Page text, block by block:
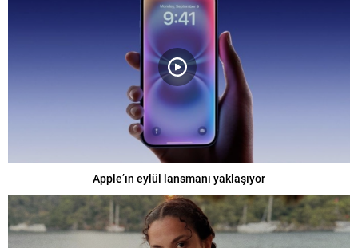
Apple’ın eylül lansmanı yaklaşıyor